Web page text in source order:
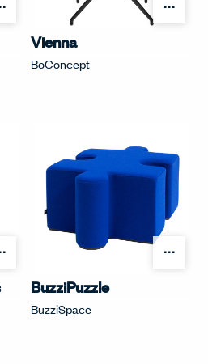
オプションを開く
Vienna
BoConcept
オプションを開く
BuzziPuzzle
BuzziSpace